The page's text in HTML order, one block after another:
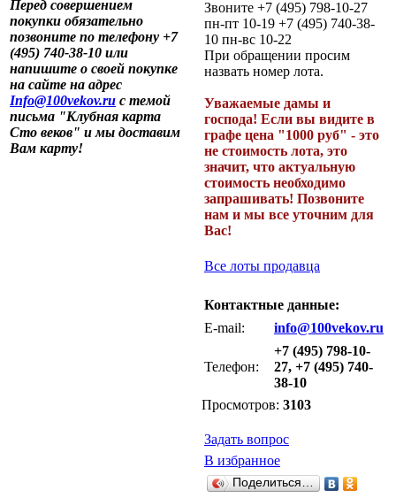
Перед совершением
покупки обязательно
позвоните по телефону +7
(495) 740-38-10 или
напишите о своей покупке
на сайте на адрес
Info@100vekov.ru с темой
письма "Клубная карта
Сто веков" и мы доставим
Вам карту!
Звоните +7 (495) 798-10-27
пн-пт 10-19 +7 (495) 740-38-
10 пн-вс 10-22
При обращении просим
назвать номер лота.
Уважаемые дамы и
господа! Если вы видите в
графе цена "1000 руб" - это
не стоимость лота, это
значит, что актуальную
стоимость необходимо
запрашивать! Позвоните
нам и мы все уточним для
Вас!
Все лоты продавца
Контактные данные:
E-mail:
info@100vekov.ru
Телефон:
+7 (495) 798-10-
27, +7 (495) 740-
38-10
Просмотров: 3103
Задать вопрос
В избранное
Поделиться…